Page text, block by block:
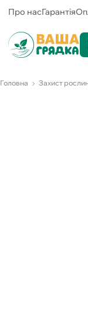
Про насГарантія
Головна Захист